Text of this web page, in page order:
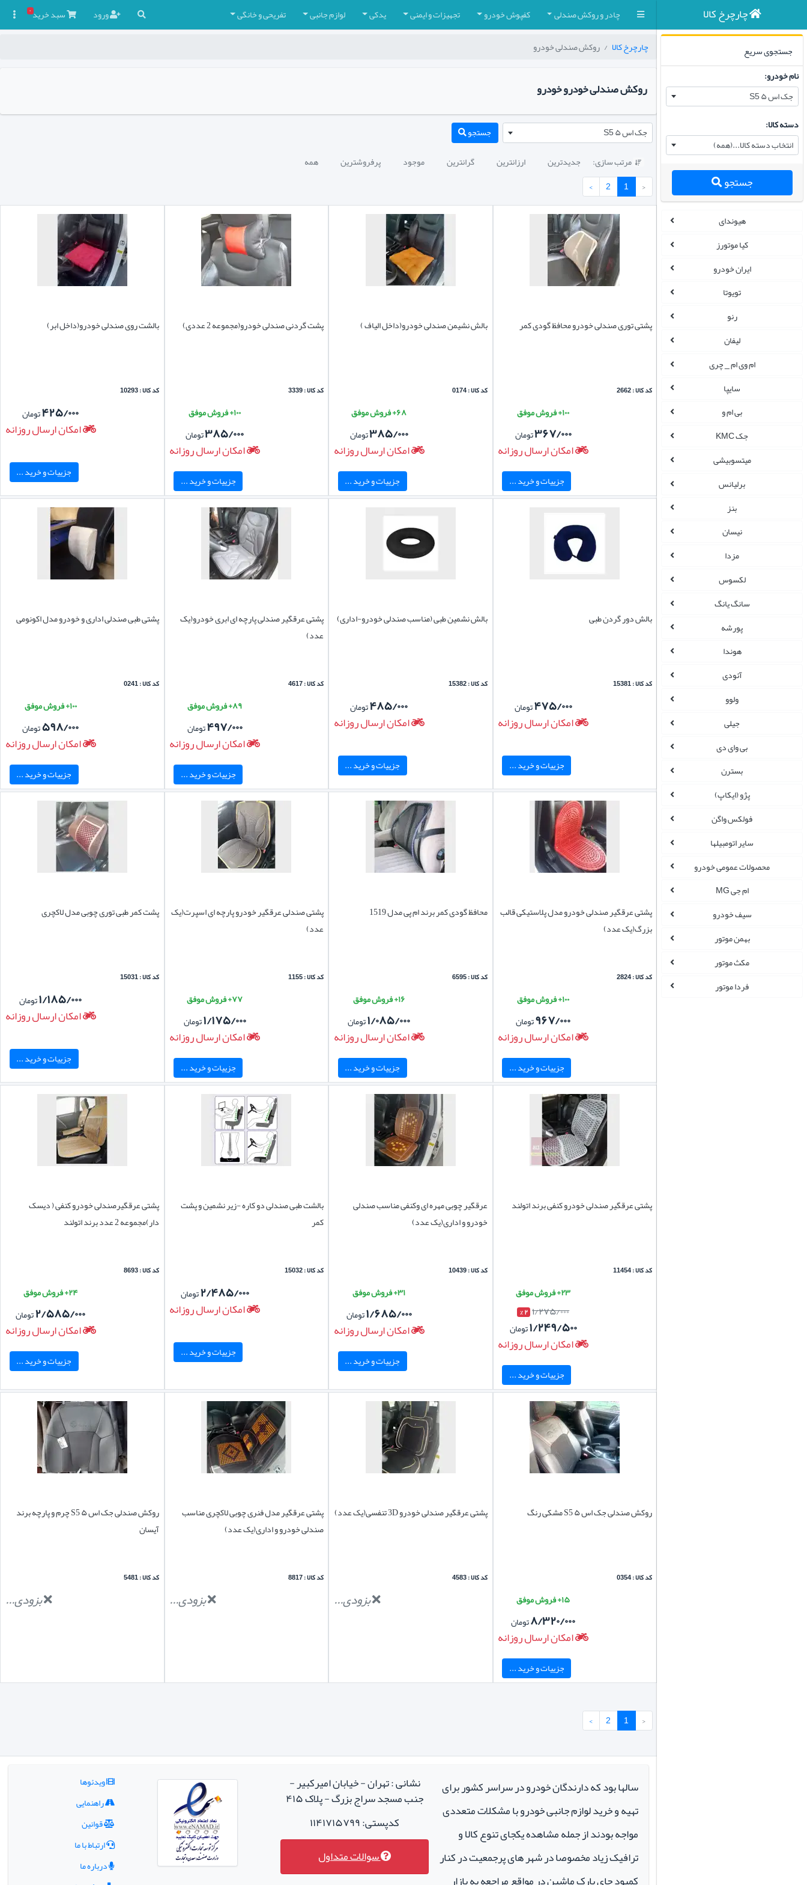
چادر و روکش صندلی کفپوش خودرو تجهیزات و ایمنی یدکی لوازم جانبی تفریحی و خانگی ورود سبدخرید۰ چارچرخ کالا
جستجوی سریع
نام خودرو:
جک اس ۵ S5
دسته کالا:
انتخاب دسته کالا...(همه)
جستجو
هیوندای
کیا موتورز
ایران خودرو
تویوتا
رنو
لیفان
ام وی ام _ چری
سایپا
بی ام و
جک KMC
میتسوبیشی
برلیانس
بنز
نیسان
مزدا
لکسوس
سانگ یانگ
پورشه
هوندا
آئودی
ولوو
جیلی
بی وای دی
بسترن
پژو (ایکاپ)
فولکس واگن
سایر اتومبیلها
محصولات عمومی خودرو
ام جی MG
سیف خودرو
بهمن موتور
مکث موتور
فردا موتور
چارچرخ کالا روکش صندلی خودرو
روکش صندلی خودرو خودرو
جک اس ۵ S5 جستجو
 مرتب سازی: جدیدترین ارزانترین گرانترین موجود پرفروشترین
همه
‹
1
2
›
پشتی توری صندلی خودرو محافظ گودی کمر
کد کالا : 2662
۱۰۰+ فروش موفق
۳۶۷/۰۰۰تومان
امکان ارسال روزانه
جزییات و خرید ...
بالش نشیمن صندلی خودرو(داخل الیاف )
کد کالا : 0174
۶۸+ فروش موفق
۳۸۵/۰۰۰تومان
امکان ارسال روزانه
جزییات و خرید ...
پشت گردنی صندلی خودرو(مجموعه 2 عددی)
کد کالا : 3339
۱۰۰+ فروش موفق
۳۸۵/۰۰۰تومان
امکان ارسال روزانه
جزییات و خرید ...
بالشت روی صندلی خودرو(داخل ابر)
کد کالا : 10293
۴۲۵/۰۰۰تومان
امکان ارسال روزانه
جزییات و خرید ...
بالش دور گردن طبی
کد کالا : 15381
۴۷۵/۰۰۰تومان
امکان ارسال روزانه
جزییات و خرید ...
بالش نشمین طبی (مناسب صندلی خودرو-اداری)
کد کالا : 15382
۴۸۵/۰۰۰تومان
امکان ارسال روزانه
جزییات و خرید ...
پشتی عرقگیر صندلی پارچه ای ابری خودرو(یک
عدد)
کد کالا : 4617
۸۹+ فروش موفق
۴۹۷/۰۰۰تومان
امکان ارسال روزانه
جزییات و خرید ...
پشتی طبی صندلی اداری و خودرو مدل اکونومی
کد کالا : 0241
۱۰۰+ فروش موفق
۵۹۸/۰۰۰تومان
امکان ارسال روزانه
جزییات و خرید ...
پشتی عرقگیر صندلی خودرو مدل پلاستیکی قالب
بزرگ(یک عدد)
کد کالا : 2824
۱۰۰+ فروش موفق
۹۶۷/۰۰۰تومان
امکان ارسال روزانه
جزییات و خرید ...
محافظ گودی کمر برند ام پی مدل 1519
کد کالا : 6595
۱۶+ فروش موفق
۱/۰۸۵/۰۰۰تومان
امکان ارسال روزانه
جزییات و خرید ...
پشتی صندلی عرقگیر خودرو پارچه ای اسپرت(یک
عدد)
کد کالا : 1155
۷۷+ فروش موفق
۱/۱۷۵/۰۰۰تومان
امکان ارسال روزانه
جزییات و خرید ...
پشت کمر طبی توری چوبی مدل لاکچری
کد کالا : 15031
۱/۱۸۵/۰۰۰تومان
امکان ارسال روزانه
جزییات و خرید ...
پشتی عرقگیر صندلی خودرو کنفی برند اتولند
کد کالا : 11454
۲۳+ فروش موفق
۱/۲۷۵/۰۰۰ ۲ %
۱/۲۴۹/۵۰۰تومان
امکان ارسال روزانه
جزییات و خرید ...
عرقگیر چوبی مهره ای وکنفی مناسب صندلی
خودرو و اداری(یک عدد)
کد کالا : 10439
۳۱+ فروش موفق
۱/۶۸۵/۰۰۰تومان
امکان ارسال روزانه
جزییات و خرید ...
بالشت طبی صندلی دو کاره -زیر نشمین و پشت
کمر
کد کالا : 15032
۲/۴۸۵/۰۰۰تومان
امکان ارسال روزانه
جزییات و خرید ...
پشتی عرقگیرصندلی خودرو کنفی ( دیسک
دار)مجموعه 2 عدد برند اتولند
کد کالا : 8693
۲۴+ فروش موفق
۲/۵۸۵/۰۰۰تومان
امکان ارسال روزانه
جزییات و خرید ...
روکش صندلی جک اس ۵ S5 مشکی رنگ
کد کالا : 0354
۱۵+ فروش موفق
۸/۳۲۰/۰۰۰تومان
امکان ارسال روزانه
جزییات و خرید ...
پشتی عرقگیر صندلی خودرو 3D تنفسی(یک عدد)
کد کالا : 4583
بزودی...
پشتی عرقگیر مدل فنری چوبی لاکچری مناسب
صندلی خودرو و اداری(یک عدد)
کد کالا : 8817
بزودی...
روکش صندلی جک اس ۵ S5 چرم و پارچه برند
آیسان
کد کالا : 5481
بزودی...
‹
1
2
›
سالها بود که دارندگان خودرو در سراسر کشور برای
تهیه و خرید لوازم جانبی خودرو با مشکلات متعددی
مواجه بودند از جمله مشاهده یکجای تنوع کالا و
ترافیک زیاد مخصوصا در شهر های پرجمعیت در کنار
کمبود جای پارک ماشین در مواقع مراجعه به بازار
نشانی : تهران - خیابان امیرکبیر -
جنب مسجد سراج بزرگ - پلاک ۴۱۵
کدپستی: ۱۱۴۱۷۱۵۷۹۹
سوالات متداول
ویدئوها
راهنمایی
قوانین
ارتباط با ما
درباره ما